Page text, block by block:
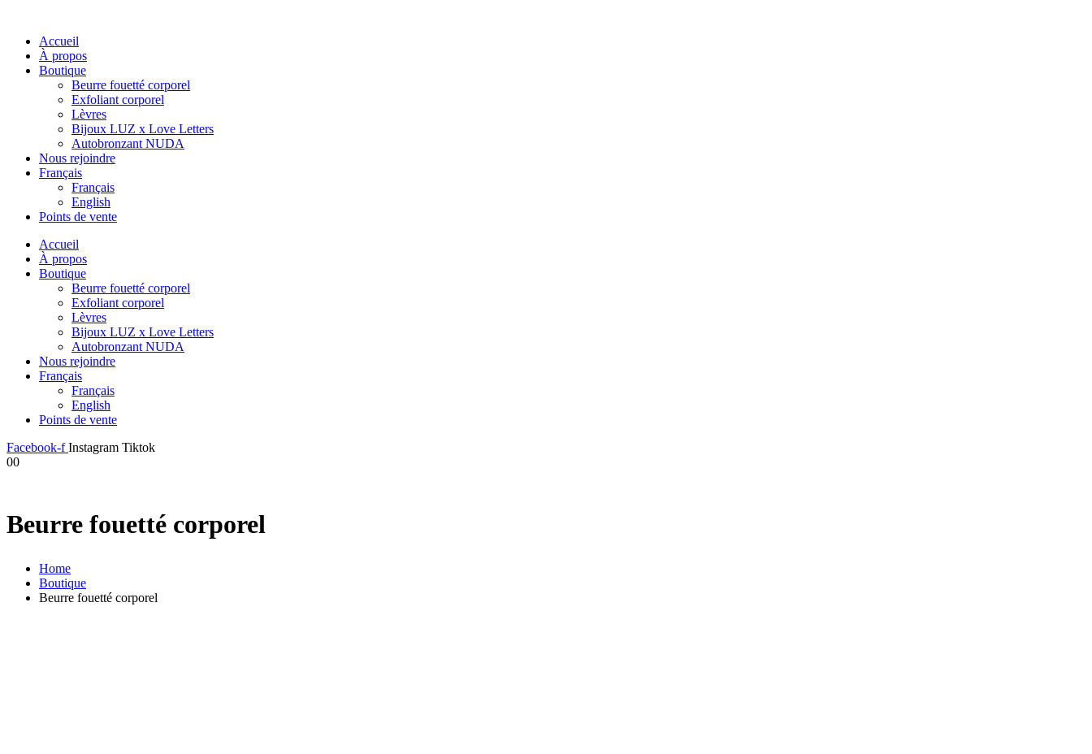
Accueil
À propos
Boutique
Beurre fouetté corporel
Exfoliant corporel
Lèvres
Bijoux LUZ x Love Letters
Autobronzant NUDA
Nous rejoindre
Français
Français
English
Points de vente
Accueil
À propos
Boutique
Beurre fouetté corporel
Exfoliant corporel
Lèvres
Bijoux LUZ x Love Letters
Autobronzant NUDA
Nous rejoindre
Français
Français
English
Points de vente
Facebook-f Instagram Tiktok
00
Beurre fouetté corporel
Home
Boutique
Beurre fouetté corporel